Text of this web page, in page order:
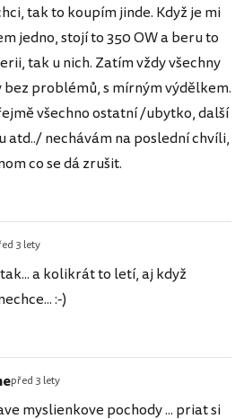
tak to koupím jinde. Když je mi
jedno, stojí to 350 OW a beru to
tak u nich. Zatím vždy všechny
bez problémů, s mírným výdělkem.
všechno ostatní /ubytko, další
atd../ nechávám na poslední chvíli,
co se dá zrušit.
3 lety
a kolikrát to letí, aj když
:-)
před 3 lety
myslienkove pochody ... priat si